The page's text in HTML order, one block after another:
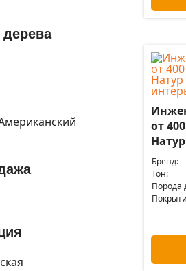
от
Бренд:
Тон:
Порода